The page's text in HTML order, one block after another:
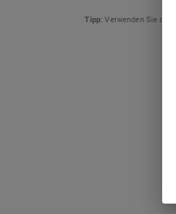
Tipp: Verwenden Sie die